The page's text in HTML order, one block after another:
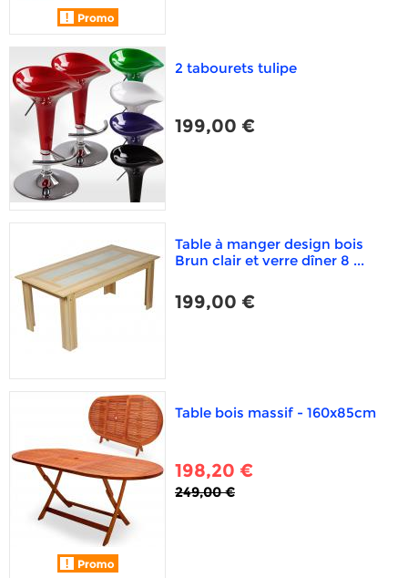
2 tabourets tulipe
199,00 €
Table à manger design bois
Brun clair et verre dîner 8 ...
199,00 €
Table bois massif - 160x85cm
198,20 €
249,00 €